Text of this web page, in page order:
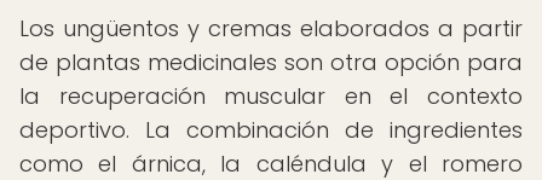
Los ungüentos y cremas elaborados a partir
de plantas medicinales son otra opción para
la recuperación muscular en el contexto
deportivo. La combinación de ingredientes
como el árnica, la caléndula y el romero